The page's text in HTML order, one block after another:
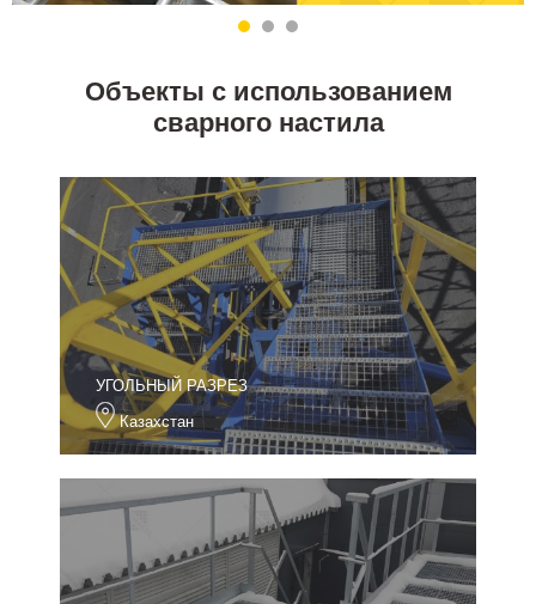
Объекты с использованием
сварного настила
УГОЛЬНЫЙ РАЗРЕЗ
Казахстан